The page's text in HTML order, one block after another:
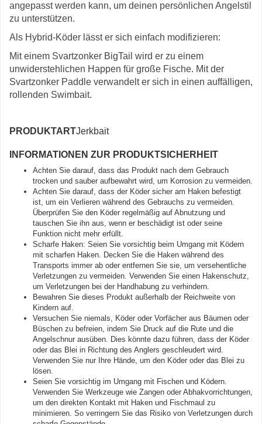
angepasst werden kann, um deinen persönlichen Angelstil
zu unterstützen.
Als Hybrid-Köder lässt er sich einfach modifizieren:
Mit einem Svartzonker BigTail wird er zu einem
unwiderstehlichen Happen für große Fische. Mit der
Svartzonker Paddle verwandelt er sich in einen auffälligen,
rollenden Swimbait.
PRODUKTARTJerkbait
INFORMATIONEN ZUR PRODUKTSICHERHEIT
Achten Sie darauf, dass das Produkt nach dem Gebrauch
trocken und sauber aufbewahrt wird, um Korrosion zu vermeiden.
Achten Sie darauf, dass der Köder sicher am Haken befestigt
ist, um ein Verlieren während des Gebrauchs zu vermeiden.
Überprüfen Sie den Köder regelmäßig auf Abnutzung und
tauschen Sie ihn aus, wenn er beschädigt ist oder seine
Funktion nicht mehr erfüllt.
Scharfe Haken: Seien Sie vorsichtig beim Umgang mit Ködern
mit scharfen Haken. Decken Sie die Haken während des
Transports immer ab oder entfernen Sie sie, um versehentliche
Verletzungen zu vermeiden. Verwenden Sie einen Hakenschutz,
um Verletzungen bei der Handhabung zu verhindern.
Bewahren Sie dieses Produkt außerhalb der Reichweite von
Kindern auf.
Versuchen Sie niemals, Köder oder Vorfächer aus Bäumen oder
Büschen zu befreien, indem Sie Druck auf die Rute und die
Angelschnur ausüben. Dies könnte dazu führen, dass der Köder
oder das Blei in Richtung des Anglers geschleudert wird.
Verwenden Sie nur Ihre Hände, um den Köder oder das Blei zu
lösen.
Seien Sie vorsichtig im Umgang mit Fischen und Ködern.
Verwenden Sie Werkzeuge wie Zangen oder Abhakvorrichtungen,
um den direkten Kontakt mit Haken und Fischmaul zu
minimieren. So verringern Sie das Risiko von Verletzungen durch